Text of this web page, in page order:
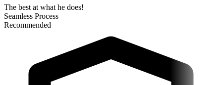
The best at what he does!
Seamless Process
Recommended